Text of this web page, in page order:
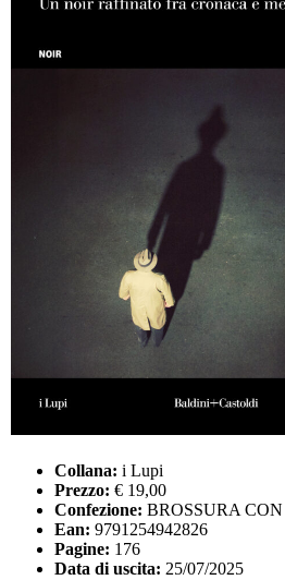
Collana: i Lupi
Prezzo: € 19,00
Confezione: BROSSURA
Ean: 9791254942826
Pagine: 176
Data di uscita: 25/07/2025